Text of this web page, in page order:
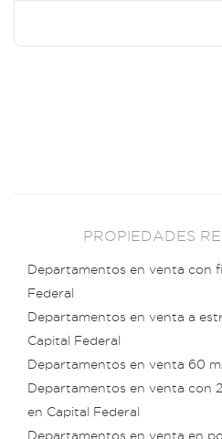
PROPIEDADES
Departamentos en venta con
Federal
Departamentos en venta a
Capital Federal
Departamentos en venta 60
Departamentos en venta con
en Capital Federal
Departamentos en venta en